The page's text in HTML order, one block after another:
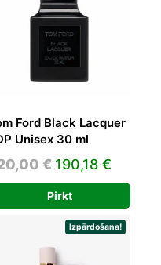
Ford Black Lacquer
Unisex 30 ml
€ Original
price
was:
220,00 €.
190,18 €
price
is:
190,18
Pirkt
Izpārdošana!